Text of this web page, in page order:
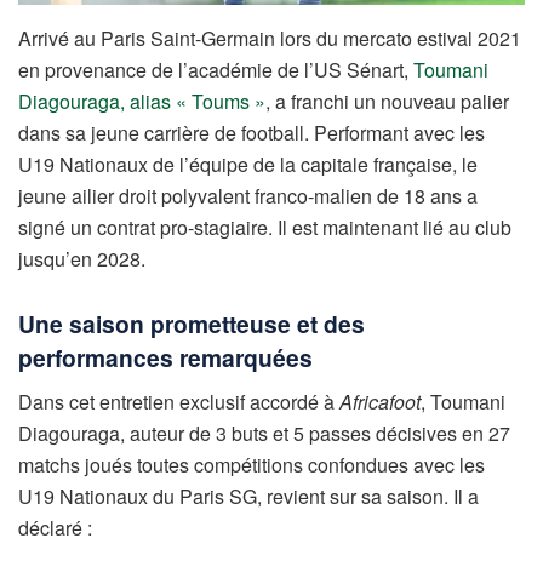
Arrivé au Paris Saint-Germain lors du mercato estival 2021
en provenance de l’académie de l’US Sénart, Toumani
Diagouraga, alias « Toums », a franchi un nouveau palier
dans sa jeune carrière de football. Performant avec les
U19 Nationaux de l’équipe de la capitale française, le
jeune ailier droit polyvalent franco-malien de 18 ans a
signé un contrat pro-stagiaire. Il est maintenant lié au club
jusqu’en 2028.
Une saison prometteuse et des
performances remarquées
Dans cet entretien exclusif accordé àAfricafoot, Toumani
Diagouraga, auteur de 3 buts et 5 passes décisives en 27
matchs joués toutes compétitions confondues avec les
U19 Nationaux du Paris SG, revient sur sa saison. Il a
déclaré :